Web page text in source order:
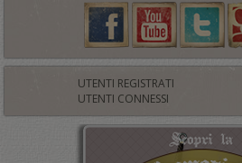
UTENTI REGISTRATI
UTENTI CONNESSI